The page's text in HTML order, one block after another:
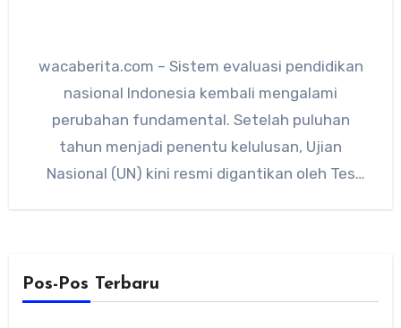
wacaberita.com – Sistem evaluasi pendidikan
nasional Indonesia kembali mengalami
perubahan fundamental. Setelah puluhan
tahun menjadi penentu kelulusan, Ujian
Nasional (UN) kini resmi digantikan oleh Tes
Pos-Pos Terbaru